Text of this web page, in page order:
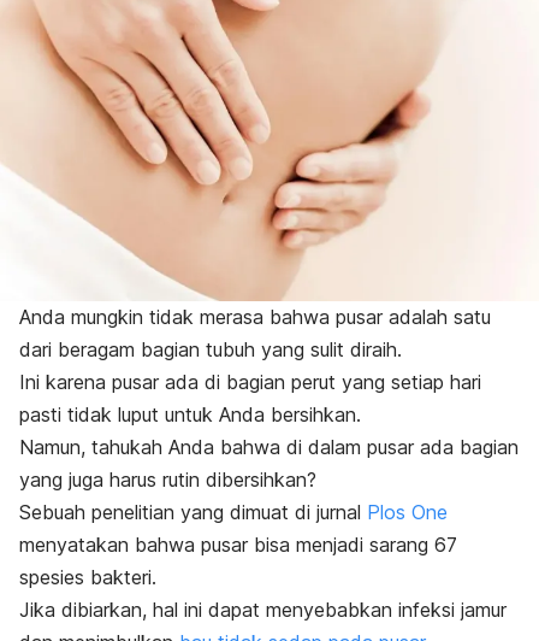
Anda mungkin tidak merasa bahwa pusar adalah satu
dari beragam bagian tubuh yang sulit diraih.
Ini karena pusar ada di bagian perut yang setiap hari
pasti tidak luput untuk Anda bersihkan.
Namun, tahukah Anda bahwa di dalam pusar ada bagian
yang juga harus rutin dibersihkan?
Sebuah penelitian yang dimuat di jurnal Plos One
menyatakan bahwa pusar bisa menjadi sarang 67
spesies bakteri.
Jika dibiarkan, hal ini dapat menyebabkan infeksi jamur